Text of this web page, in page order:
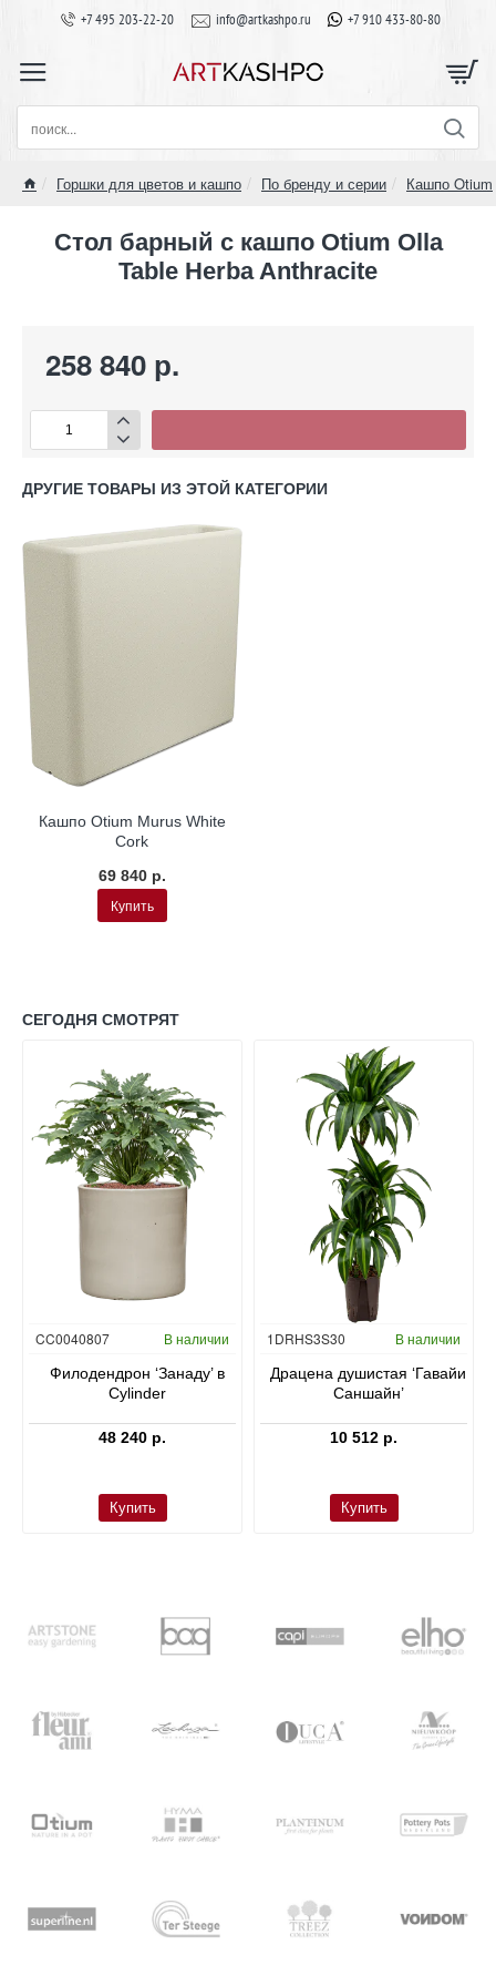
+7 495 203-22-20 info@artkashpo.ru +7 910 433-80-80
поиск...
Горшки для цветов и кашпо По бренду и серии Кашпо Otium
Стол барный с кашпо Otium Olla
Table Herba Anthracite
258 840 р.
ДРУГИЕ ТОВАРЫ ИЗ ЭТОЙ КАТЕГОРИИ
Кашпо Otium Murus White
Cork
69 840 р.
Купить
СЕГОДНЯ СМОТРЯТ
CC0040807 В наличии
Филодендрон ‘Занаду’ в
Cylinder
48 240 р.
Купить
Гидропоника
1DRHS3S30 В наличии
Драцена душистая ‘Гавайи
Саншайн’
10 512 р.
Купить